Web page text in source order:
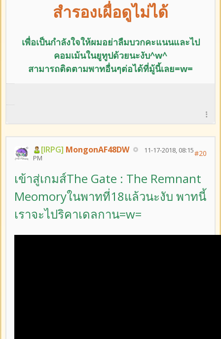
สำรองเผื่อดูไม่ได้
เพื่อเป็นกำลังใจให้ผมอย่าลืมบวกคะแนนและไป
คอมเม้นในยูทูปด้วยนะงับ^w^
สามารถติดตามพาทอื่นๆต่อได้ที่มู้นี้เลย=w=
[IRPG] MongonAF48DW
11-17-2018, 08:15
PM
#20
เข้าสู่เกมส์The Gate : The Remnant
Meomoryในพาทที่18แล้วนะงับ พาทนี้
เราจะไปริคาเดลกาน=w=